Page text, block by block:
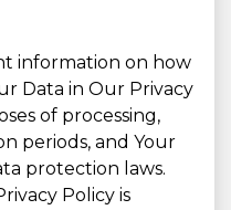
information on how
Data in Our Privacy
of processing,
periods, and Your
protection laws.
Policy is